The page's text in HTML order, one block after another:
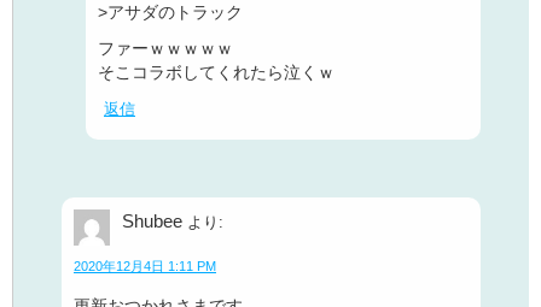
>アサダのトラック
ファーｗｗｗｗｗ
そこコラボしてくれたら泣くｗ
返信
Shubee より:
2020年12月4日 1:11 PM